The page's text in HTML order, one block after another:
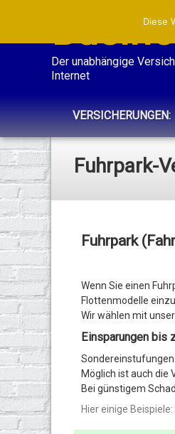
Der unabhängige
Internet
VERSICHERUNGEN:
Fuhrpark-
Fuhrpark
Wenn Sie einen
Flottenmodelle
Wir wählen mit
Einsparungen bis
Sondereinstufungen
Möglich ist auch die
Bei günstigem
Hier einige Beispiele:
Diese